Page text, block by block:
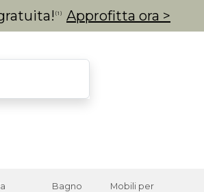
(1) Approfitta ora >
Bagno
Mobili per